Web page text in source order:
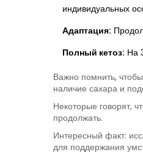
индивидуальных
Адаптация:
Полный кетоз: На
Важно помнить, чтобы
наличие сахара и
Некоторые говорят,
продолжать.
Интересный факт:
для поддержания